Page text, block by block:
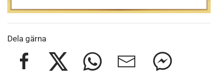
Dela gärna